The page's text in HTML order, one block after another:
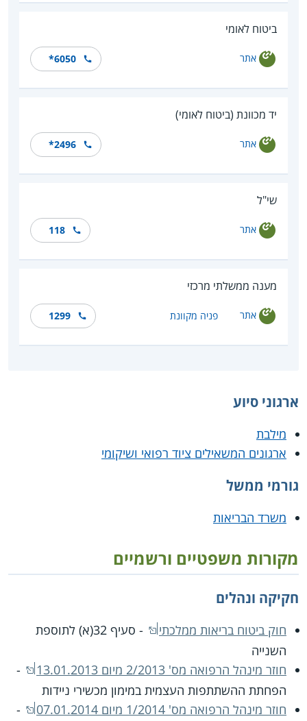
ביטוח לאומי
אתר *6050
יד מכוונת (ביטוח לאומי)
אתר *2496
שי"ל
אתר 118
מענה ממשלתי מרכזי
אתר פניה מקוונת 1299
ארגוני סיוע
מילבת
ארגונים המשאילים ציוד רפואי ושיקומי
גורמי ממשל
משרד הבריאות
מקורות משפטיים ורשמיים
חקיקה ונהלים
חוק ביטוח בריאות ממלכתי
- סעיף 32(א) לתוספת
השנייה
חוזר מינהל הרפואה מס' 2/2013 מיום 13.01.2013
-
הפחתת ההשתתפות העצמית במימון מכשירי ניידות
חוזר מינהל הרפואה מס' 1/2014 מיום 07.01.2014
-